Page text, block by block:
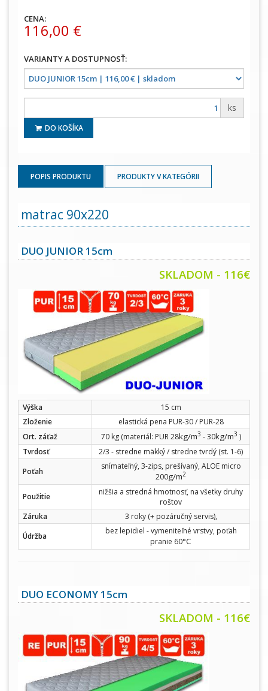
CENA:
116,00 €
ks
DO KOŠÍKA
POPIS PRODUKTU PRODUKTY V KATEGÓRII
matrac 90x220
DUO JUNIOR 15cm
SKLADOM - 116€
Výška
15 cm
Zloženie
elastická pena PUR-30 / PUR-28
Ort. záťaž
70 kg (materiál: PUR 28kg/m3 - 30kg/m3 )
Tvrdosť
2/3 - stredne mäkký / stredne tvrdý (st. 1-6)
Poťah
snímateľný, 3-zips, prešívaný, ALOE micro
200g/m2
Použitie
nižšia a stredná hmotnosť, na všetky druhy
roštov
Záruka
3 roky (+ pozáručný servis),
Údržba
bez lepidiel - vymeniteľné vrstvy, poťah
pranie 60°C
DUO ECONOMY 15cm
SKLADOM - 116€